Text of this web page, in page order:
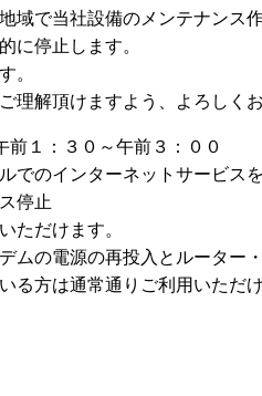
域で当社設備のメンテナンス
に停止します。
。
理解頂けますよう、よろしく
１：３０～午前３：００
でのインターネットサービス
停止
だけます。
源の再投入とルーター・パ
通常通りご利用いただけ